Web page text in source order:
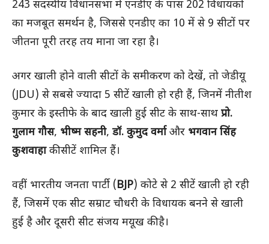
243 सदस्यीय विधानसभा में एनडीए के पास 202 विधायकों
का मजबूत समर्थन है, जिससे एनडीए का 10 में से 9 सीटों पर
जीतना पूरी तरह तय माना जा रहा है।
अगर खाली होने वाली सीटों के समीकरण को देखें, तो जेडीयू
(JDU) से सबसे ज्यादा 5 सीटें खाली हो रही हैं, जिनमें नीतीश
कुमार के इस्तीफे के बाद खाली हुई सीट के साथ-साथ प्रो.
गुलाम गौस, भीष्म सहनी, डॉ. कुमुद वर्माऔर भगवान सिंह
कुशवाहाकी सीटें शामिल हैं।
वहीं भारतीय जनता पार्टी (BJP) कोटे से 2 सीटें खाली हो रही
हैं, जिसमें एक सीट सम्राट चौधरी के विधायक बनने से खाली
हुई है और दूसरी सीट संजय मयूख की है।